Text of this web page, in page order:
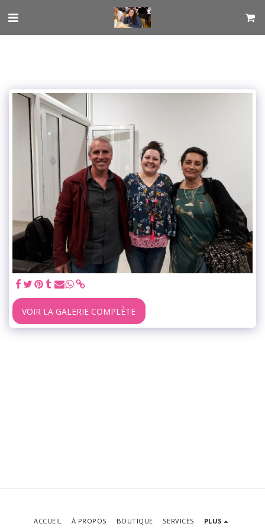
VOIR LA GALERIE COMPLÈTE
ACCUEIL À PROPOS BOUTIQUE SERVICES PLUS